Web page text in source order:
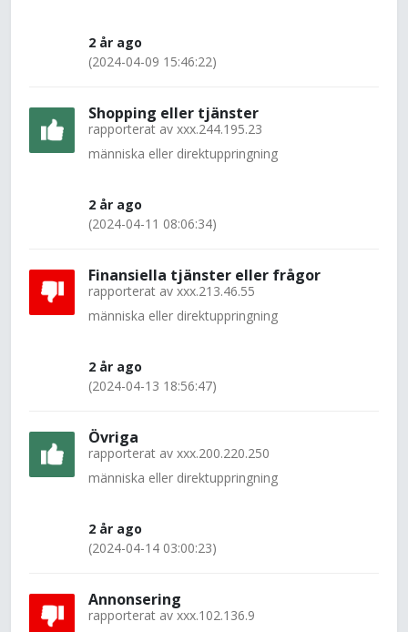
2 år ago
(2024-04-09 15:46:22)
Shopping eller tjänster
rapporterat av xxx.244.195.23
människa eller direktuppringning
2 år ago
(2024-04-11 08:06:34)
Finansiella tjänster eller frågor
rapporterat av xxx.213.46.55
människa eller direktuppringning
2 år ago
(2024-04-13 18:56:47)
Övriga
rapporterat av xxx.200.220.250
människa eller direktuppringning
2 år ago
(2024-04-14 03:00:23)
Annonsering
rapporterat av xxx.102.136.9